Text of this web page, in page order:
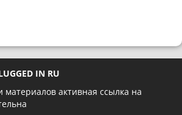
IN RU
материалов активная ссылка на